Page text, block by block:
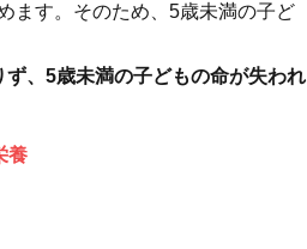
ます。そのため、5歳未満の子ど
、5歳未満の子どもの命が失われ
養